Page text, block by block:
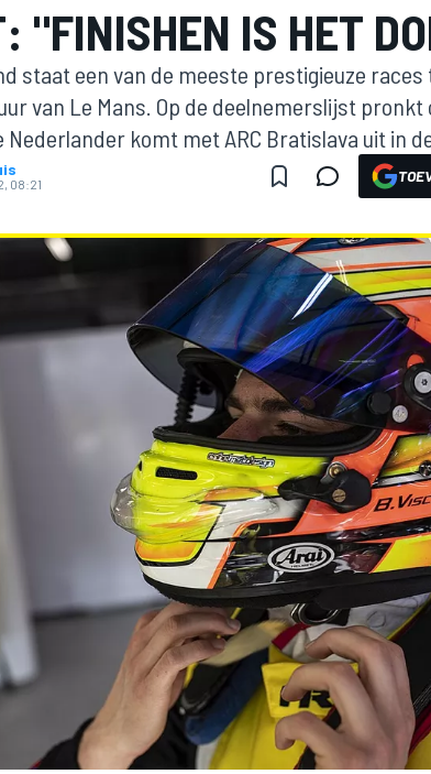
"FINISHEN IS HET
staat een van de meeste prestigieuze
van Le Mans. Op de deelnemerslijst pronkt
Nederlander komt met ARC Bratislava uit in
08:21